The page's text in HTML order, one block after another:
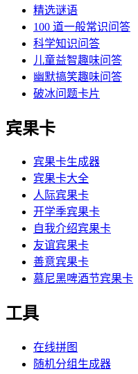
精选谜语
100 道一般常识问答
科学知识问答
儿童益智趣味问答
幽默搞笑趣味问答
破冰问题卡片
宾果卡
宾果卡生成器
宾果卡大全
人际宾果卡
开学季宾果卡
自我介绍宾果卡
友谊宾果卡
善意宾果卡
慕尼黑啤酒节宾果卡
工具
在线拼图
随机分组生成器